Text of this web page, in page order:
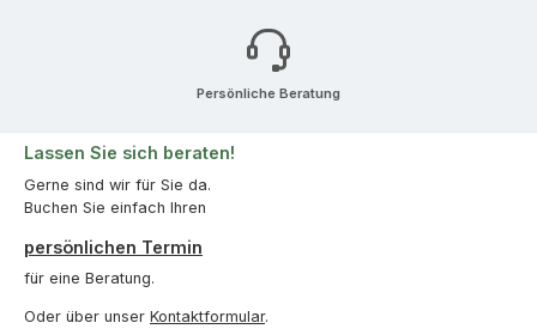
Persönliche Beratung
Lassen Sie sich beraten!
Gerne sind wir für Sie da.
Buchen Sie einfach Ihren
persönlichen Termin
für eine Beratung.
Oder über unser Kontaktformular.